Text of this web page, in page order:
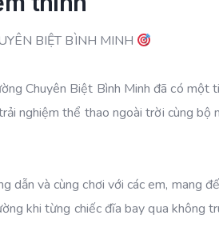
BIỆT BÌNH MINH
Chuyên Biệt Bình Minh đã có
nghiệm thể thao ngoài trời cùng bộ
và cùng chơi với các em, mang
khi từng chiếc đĩa bay qua không